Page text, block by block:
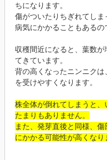
ちになります。
傷がついたりちぎれてしま
病気にかかることもあるの
収穫間近になると、葉数
てきています。
背の高くなったニンニク
を受けやすくなります。
株全体が倒れてしまうと
たまりもありません。
また、発芽直後と同様、傷
にかかる可能性が高くなり